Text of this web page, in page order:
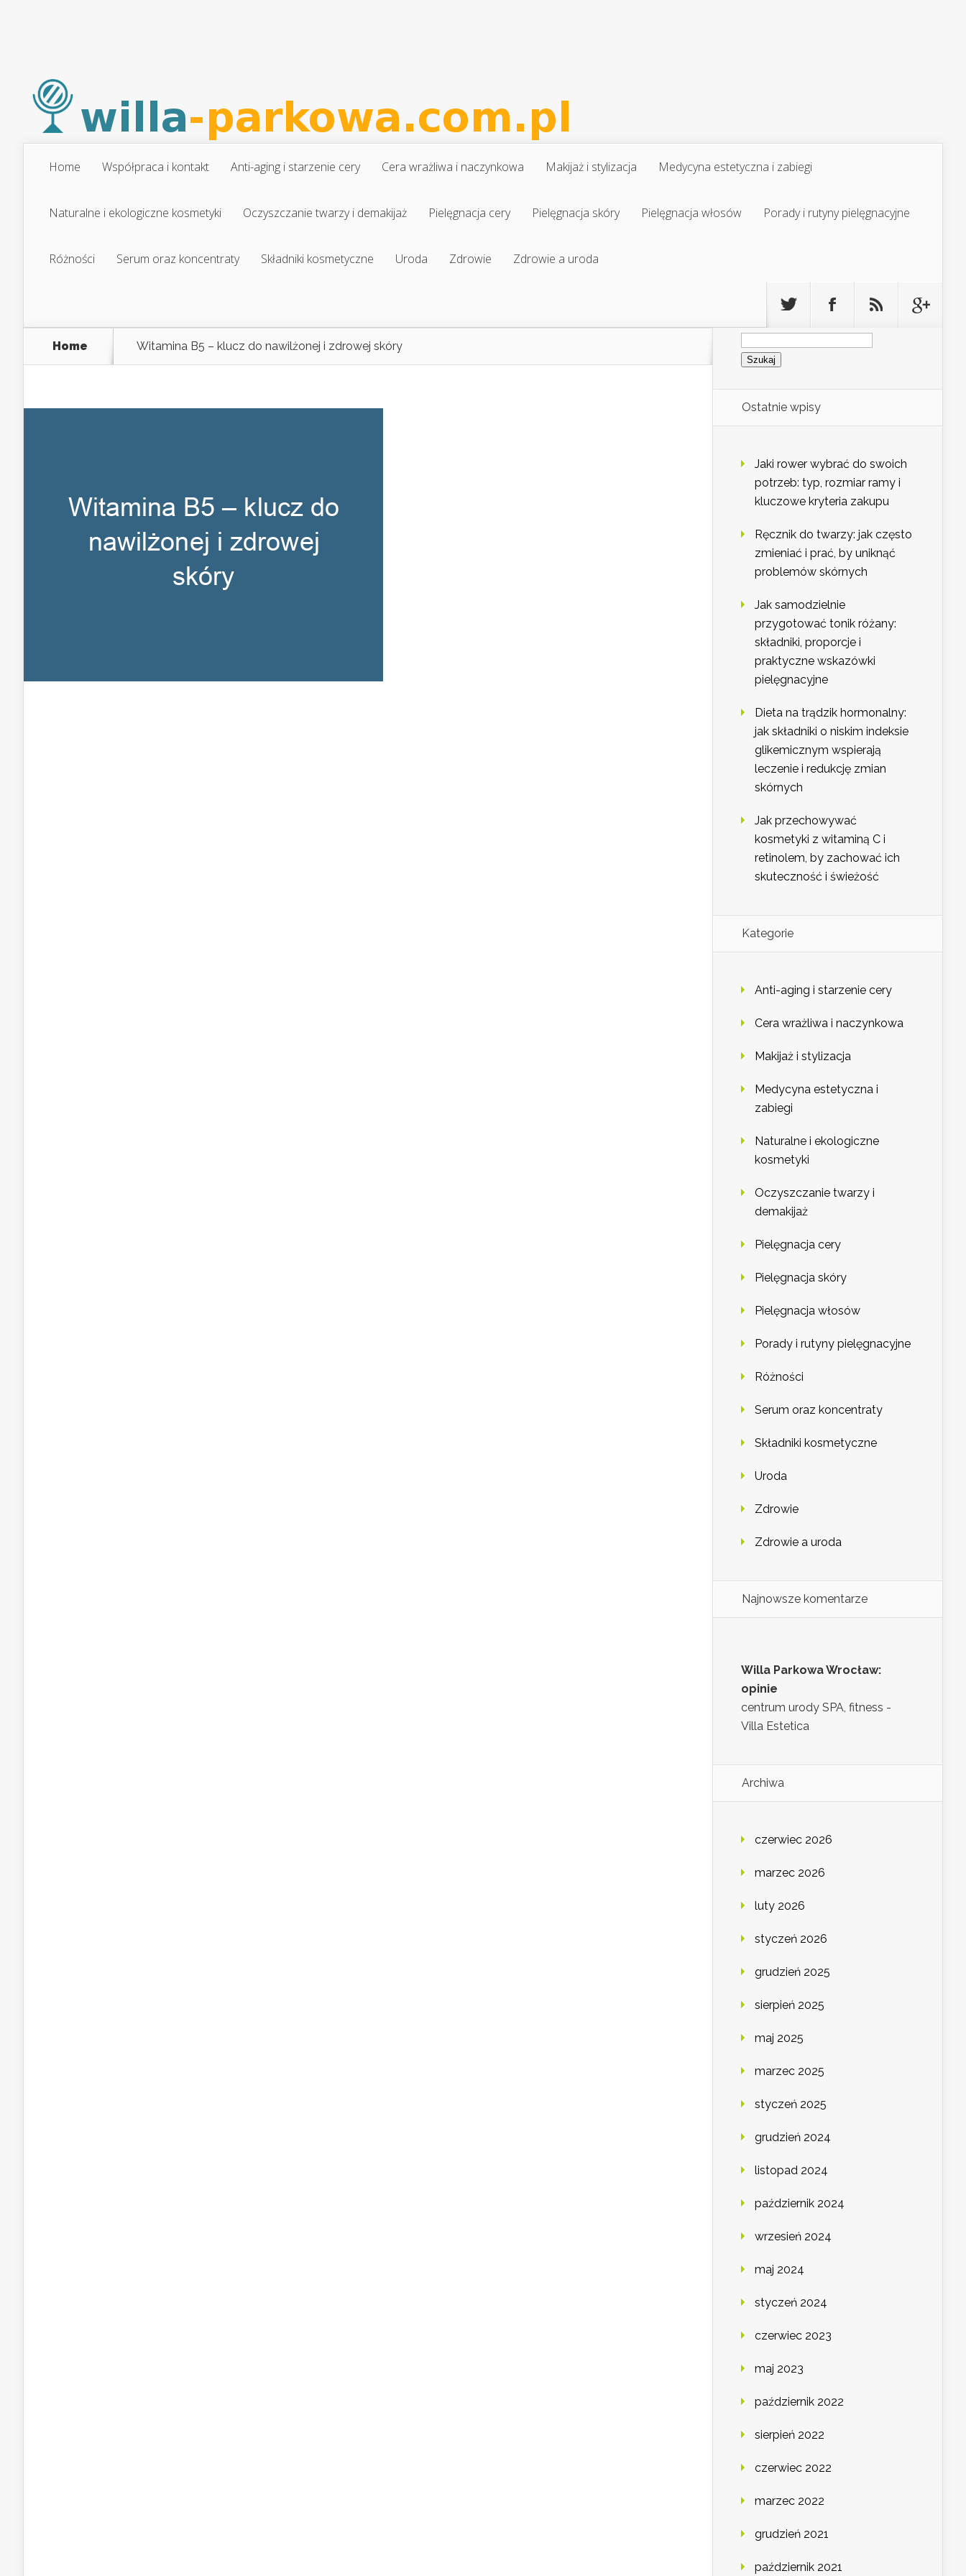
Home Współpraca i kontakt Anti-aging i starzenie cery Cera wrażliwa i naczynkowa Makijaż i stylizacja Medycyna estetyczna i zabiegi
Naturalne i ekologiczne kosmetyki Oczyszczanie twarzy i demakijaż Pielęgnacja cery Pielęgnacja skóry Pielęgnacja włosów Porady i rutyny pielęgnacyjne
Różności Serum oraz koncentraty Składniki kosmetyczne Uroda Zdrowie Zdrowie a uroda
Home Witamina B5 – klucz do nawilżonej i zdrowej skóry
Szukaj:
Ostatnie wpisy
Jaki rower wybrać do swoich
potrzeb: typ, rozmiar ramy i
kluczowe kryteria zakupu
Ręcznik do twarzy: jak często
zmieniać i prać, by uniknąć
problemów skórnych
Jak samodzielnie
przygotować tonik różany:
składniki, proporcje i
praktyczne wskazówki
pielęgnacyjne
Dieta na trądzik hormonalny:
jak składniki o niskim indeksie
glikemicznym wspierają
leczenie i redukcję zmian
skórnych
Jak przechowywać
kosmetyki z witaminą C i
retinolem, by zachować ich
skuteczność i świeżość
Kategorie
Anti-aging i starzenie cery
Cera wrażliwa i naczynkowa
Makijaż i stylizacja
Medycyna estetyczna i
zabiegi
Naturalne i ekologiczne
kosmetyki
Oczyszczanie twarzy i
demakijaż
Pielęgnacja cery
Pielęgnacja skóry
Pielęgnacja włosów
Porady i rutyny pielęgnacyjne
Różności
Serum oraz koncentraty
Składniki kosmetyczne
Uroda
Zdrowie
Zdrowie a uroda
Najnowsze komentarze
Willa Parkowa Wrocław:
opinie
centrum urody SPA, fitness -
Villa Estetica
Archiwa
czerwiec 2026
marzec 2026
luty 2026
styczeń 2026
grudzień 2025
sierpień 2025
maj 2025
marzec 2025
styczeń 2025
grudzień 2024
listopad 2024
październik 2024
wrzesień 2024
maj 2024
styczeń 2024
czerwiec 2023
maj 2023
październik 2022
sierpień 2022
czerwiec 2022
marzec 2022
grudzień 2021
październik 2021